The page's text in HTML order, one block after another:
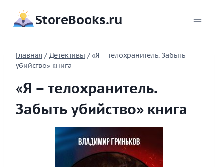
содержимому
StoreBooks.ru
Главная / Детективы / «Я – телохранитель. Забыть
убийство» книга
«Я – телохранитель.
Забыть убийство» книга